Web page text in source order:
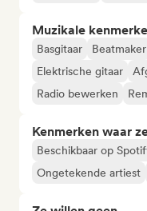
Muzikale
Basgitaar Beatmaker
Elektrische gitaar
Radio bewerken
Kenmerken waar
Beschikbaar op
Ongetekende artiest